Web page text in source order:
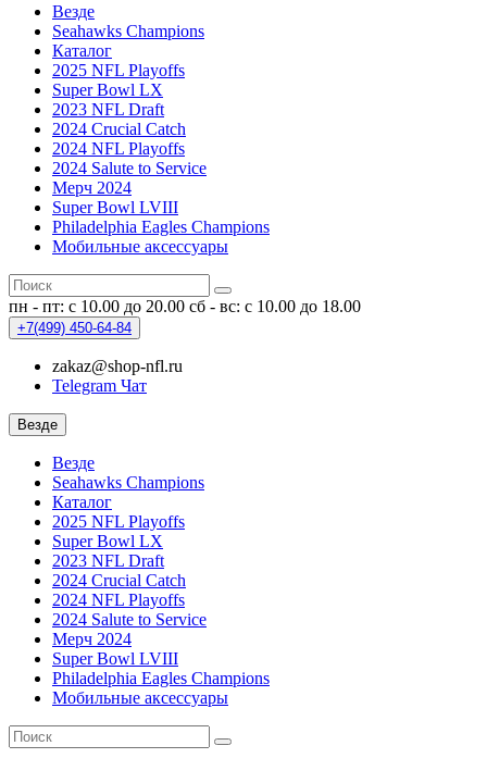
Везде
Seahawks Champions
Каталог
2025 NFL Playoffs
Super Bowl LX
2023 NFL Draft
2024 Crucial Catch
2024 NFL Playoffs
2024 Salute to Service
Мерч 2024
Super Bowl LVIII
Philadelphia Eagles Champions
Мобильные аксессуары
пн - пт: с 10.00 до 20.00 сб - вс: с 10.00 до 18.00
+7(499) 450-64-84
zakaz@shop-nfl.ru
Telegram Чат
Везде
Везде
Seahawks Champions
Каталог
2025 NFL Playoffs
Super Bowl LX
2023 NFL Draft
2024 Crucial Catch
2024 NFL Playoffs
2024 Salute to Service
Мерч 2024
Super Bowl LVIII
Philadelphia Eagles Champions
Мобильные аксессуары